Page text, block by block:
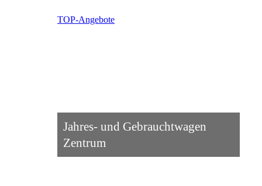
TOP-Angebote
Jahres- und Gebrauchtwagen
Zentrum